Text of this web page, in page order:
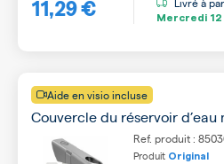
11,29 € Mercredi
Aide en visio incluse
Couvercle du réservoir d’eau
Ref. produit :
Produit Original